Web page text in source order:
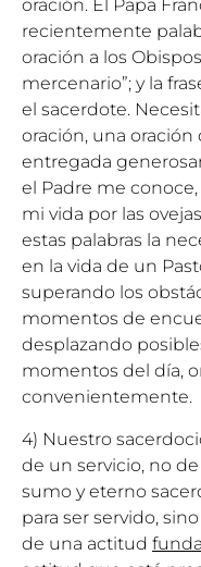
oración. El Papa
recientemente
oración a los
mercenario”; y la
el sacerdote.
oración, una
entregada
el Padre me conoce,
mi vida por las
estas palabras la
en la vida de un
superando los
momentos de
desplazando
momentos del día,
convenientemente.
4) Nuestro
de un servicio, no
sumo y eterno
para ser servido,
de una actitud